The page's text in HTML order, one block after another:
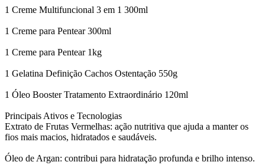
1 Creme Multifuncional 3 em 1 300ml
1 Creme para Pentear 300ml
1 Creme para Pentear 1kg
1 Gelatina Definição Cachos Ostentação 550g
1 Óleo Booster Tratamento Extraordinário 120ml
Principais Ativos e Tecnologias
Extrato de Frutas Vermelhas: ação nutritiva que ajuda a manter os
fios mais macios, hidratados e saudáveis.
Óleo de Argan: contribui para hidratação profunda e brilho intenso.